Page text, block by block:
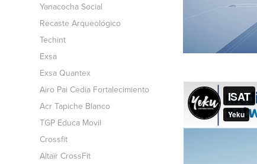
Yanacocha Social
Recaste Arqueológico
Techint
Exsa
Exsa Quantex
Airo Pai Cedia Fortalecimiento
Acr Tapiche Blanco
TGP Educa Movil
Crossfit
Altaïr CrossFit